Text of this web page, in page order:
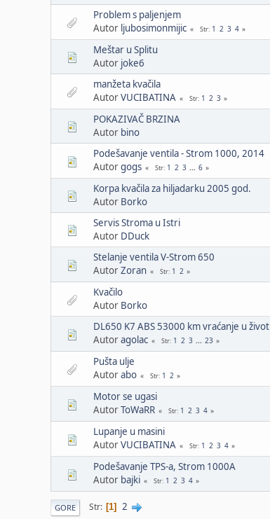
Problem s paljenjem
Autor ljubosimonmijic Str 1 2 3 4
Meštar u Splitu
Autor joke6
manžeta kvačila
AutorVUCIBATINA Str 1 2 3
POKAZIVAČ BRZINA
Autor bino
Podešavanje ventila - Strom 1000, 2014
Autorgogs Str 1 2 3 ... 6
Korpa kvačila za hiljadarku 2005 god.
Autor Borko
Servis Stroma u Istri
Autor DDuck
Stelanje ventila V-Strom 650
AutorZoran Str 1 2
Kvačilo
Autor Borko
DL650 K7 ABS 53000 km vraćanje u život
Autoragolac Str 1 2 3 ... 23
Pušta ulje
Autorabo Str 1 2
Motor se ugasi
AutorToWaRR Str 1 2 3 4
Lupanje u masini
AutorVUCIBATINA Str 1 2 3 4
Podešavanje TPS-a, Strom 1000A
Autor bajki Str 1 2 3 4
GORE Str 1 2